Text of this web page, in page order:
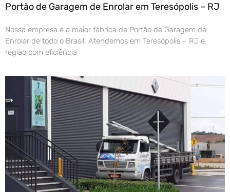
Portão de Garagem de Enrolar em Teresópolis – RJ
Nossa empresa é a maior fábrica de Portão de Garagem de
Enrolar de todo o Brasil. Atendemos em Teresópolis – RJ e
região com eficiência